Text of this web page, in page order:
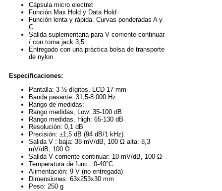
Cápsula micro electret
Función Max Hold y Data Hold
Función lenta y rápida. Curvas ponderadas A y
C
Salida suplementaria para V corriente continuar
/ con toma jack 3,5
Entregado con una práctica bolsa de transporte
de nylon
Especificaciones:
Pantalla: 3 ½ dígitos, LCD 17 mm
Banda pasante: 31,5-8.000 Hz
Rango de medidas:
Rango medidas, Low: 35-100 dB
Rango medidas, High: 65-130 dB
Resolución: 0,1 dB
Precisión: ±1,5 dB (94 dB/1 kHz)
Salida V : baja: 38 mV/dB, 100 Ω alta: 8,3
mV/dB, 100 Ω
Salida V corriente continuar: 10 mV/dB, 100 Ω
Temperatura de func.: 0-40°C
Alimentación: 9 V (no entregada)
Dimensiones: 63x253x30 mm
Peso: 250 g